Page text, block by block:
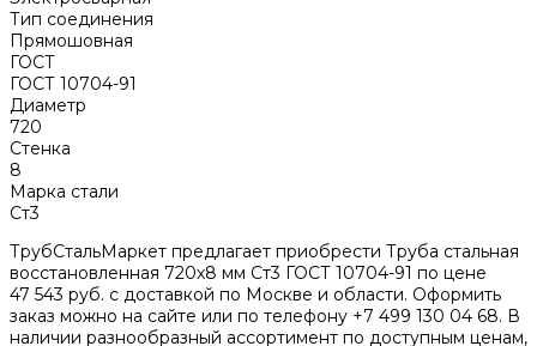
Тип соединения
Прямошовная
ГОСТ
ГОСТ 10704-91
Диаметр
720
Стенка
8
Марка стали
Ст3
ТрубСтальМаркет предлагает приобрести Труба стальная
восстановленная 720х8 мм Ст3 ГОСТ 10704-91 по цене
47 543 руб. с доставкой по Москве и области. Оформить
заказ можно на сайте или по телефону +7 499 130 04 68. В
наличии разнообразный ассортимент по доступным ценам,